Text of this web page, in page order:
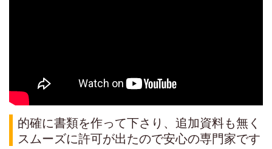
的確に書類を作って下さり、追加資料も無く
スムーズに許可が出たので安心の専門家です